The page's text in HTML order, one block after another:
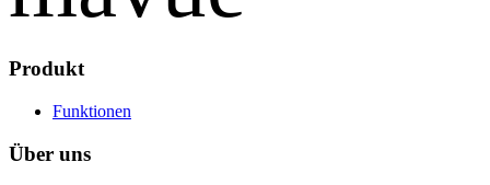
Produkt
Funktionen
Über uns